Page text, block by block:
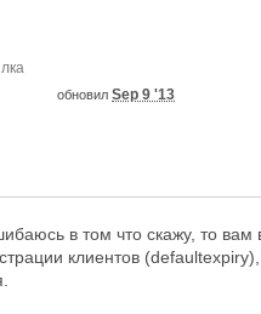
обновил Sep 9 '13
в том что скажу, то вам
клиентов